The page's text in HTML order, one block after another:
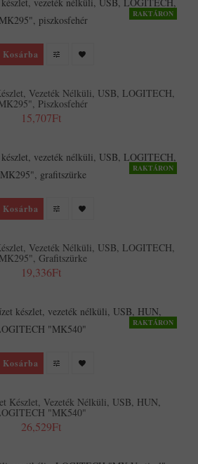
RAKTÁRON
Kosárba
Vezeték Nélküli, USB, LOGITECH,
Piszkosfehér
15,707Ft
RAKTÁRON
Kosárba
Vezeték Nélküli, USB, LOGITECH,
Grafitszürke
19,336Ft
RAKTÁRON
Kosárba
Készlet, Vezeték Nélküli, USB, HUN,
"MK540"
26,529Ft